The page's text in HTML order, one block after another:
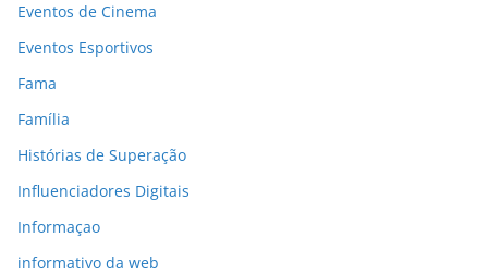
Eventos de Cinema
Eventos Esportivos
Fama
Família
Histórias de Superação
Influenciadores Digitais
Informaçao
informativo da web